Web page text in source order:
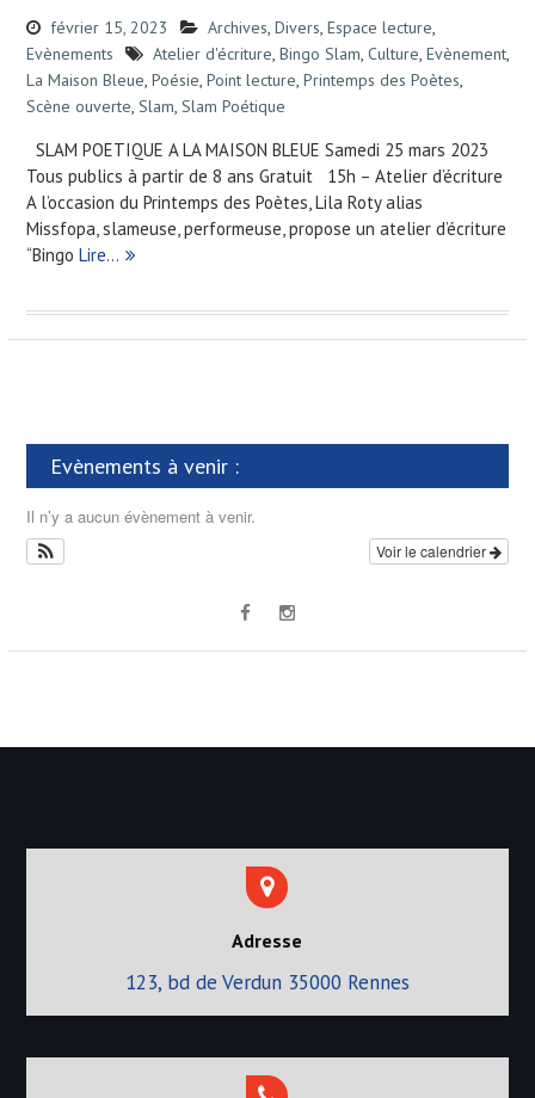
février 15, 2023 Archives, Divers, Espace lecture,
Evènements
Atelier d'écriture, Bingo Slam, Culture, Evènement,
La Maison Bleue, Poésie, Point lecture, Printemps des Poètes,
Scène ouverte, Slam, Slam Poétique
SLAM POETIQUE A LA MAISON BLEUE Samedi 25 mars 2023
Tous publics à partir de 8 ans Gratuit 15h – Atelier d’écriture
A l’occasion du Printemps des Poètes, Lila Roty alias
Missfopa, slameuse, performeuse, propose un atelier d’écriture
“Bingo Lire…
Evènements à venir :
Il n’y a aucun évènement à venir.
Voir le calendrier
Adresse
123, bd de Verdun 35000 Rennes